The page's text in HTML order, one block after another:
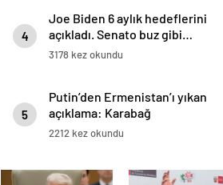
4
Joe Biden 6 aylık hedeflerini
açıkladı. Senato buz gibi…
3178 kez okundu
5
Putin’den Ermenistan’ı yıkan
açıklama: Karabağ
Azerbaycan’ın ayrılmaz bir
2212 kez okundu